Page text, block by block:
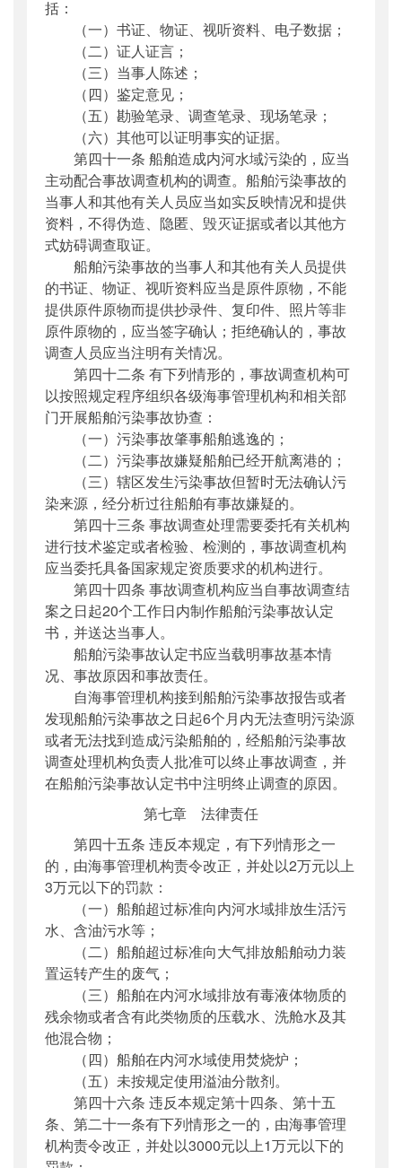
括：
（一）书证、物证、视听资料、电子数据；
（二）证人证言；
（三）当事人陈述；
（四）鉴定意见；
（五）勘验笔录、调查笔录、现场笔录；
（六）其他可以证明事实的证据。
第四十一条 船舶造成内河水域污染的，应当
主动配合事故调查机构的调查。船舶污染事故的
当事人和其他有关人员应当如实反映情况和提供
资料，不得伪造、隐匿、毁灭证据或者以其他方
式妨碍调查取证。
船舶污染事故的当事人和其他有关人员提供
的书证、物证、视听资料应当是原件原物，不能
提供原件原物而提供抄录件、复印件、照片等非
原件原物的，应当签字确认；拒绝确认的，事故
调查人员应当注明有关情况。
第四十二条 有下列情形的，事故调查机构可
以按照规定程序组织各级海事管理机构和相关部
门开展船舶污染事故协查：
（一）污染事故肇事船舶逃逸的；
（二）污染事故嫌疑船舶已经开航离港的；
（三）辖区发生污染事故但暂时无法确认污
染来源，经分析过往船舶有事故嫌疑的。
第四十三条 事故调查处理需要委托有关机构
进行技术鉴定或者检验、检测的，事故调查机构
应当委托具备国家规定资质要求的机构进行。
第四十四条 事故调查机构应当自事故调查结
案之日起20个工作日内制作船舶污染事故认定
书，并送达当事人。
船舶污染事故认定书应当载明事故基本情
况、事故原因和事故责任。
自海事管理机构接到船舶污染事故报告或者
发现船舶污染事故之日起6个月内无法查明污染源
或者无法找到造成污染船舶的，经船舶污染事故
调查处理机构负责人批准可以终止事故调查，并
在船舶污染事故认定书中注明终止调查的原因。
第七章 法律责任
第四十五条 违反本规定，有下列情形之一
的，由海事管理机构责令改正，并处以2万元以上
3万元以下的罚款：
（一）船舶超过标准向内河水域排放生活污
水、含油污水等；
（二）船舶超过标准向大气排放船舶动力装
置运转产生的废气；
（三）船舶在内河水域排放有毒液体物质的
残余物或者含有此类物质的压载水、洗舱水及其
他混合物；
（四）船舶在内河水域使用焚烧炉；
（五）未按规定使用溢油分散剂。
第四十六条 违反本规定第十四条、第十五
条、第二十一条有下列情形之一的，由海事管理
机构责令改正，并处以3000元以上1万元以下的